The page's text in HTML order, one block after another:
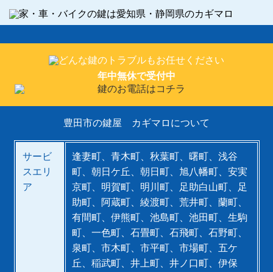
年中無休で受付中
豊田市の鍵屋 カギマロについて
サービ
スエリ
ア
逢妻町、青木町、秋葉町、曙町、浅谷
町、朝日ケ丘、朝日町、旭八幡町、安実
京町、明賀町、明川町、足助白山町、足
助町、阿蔵町、綾渡町、荒井町、蘭町、
有間町、伊熊町、池島町、池田町、生駒
町、一色町、石畳町、石飛町、石野町、
泉町、市木町、市平町、市場町、五ケ
丘、稲武町、井上町、井ノ口町、伊保